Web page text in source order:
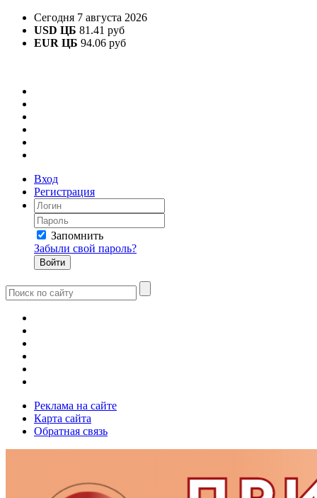
Сегодня 7 августа 2026
USD ЦБ 81.41 руб
EUR ЦБ 94.06 руб
Вход
Регистрация
Запомнить
Забыли свой пароль?
Реклама на сайте
Карта сайта
Обратная связь